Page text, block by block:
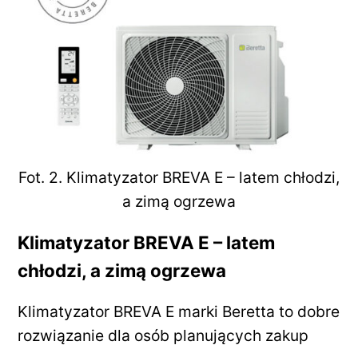
Fot. 2. Klimatyzator BREVA E – latem chłodzi,
a zimą ogrzewa
Klimatyzator BREVA E – latem
chłodzi, a zimą ogrzewa
Klimatyzator BREVA E marki Beretta to dobre
rozwiązanie dla osób planujących zakup